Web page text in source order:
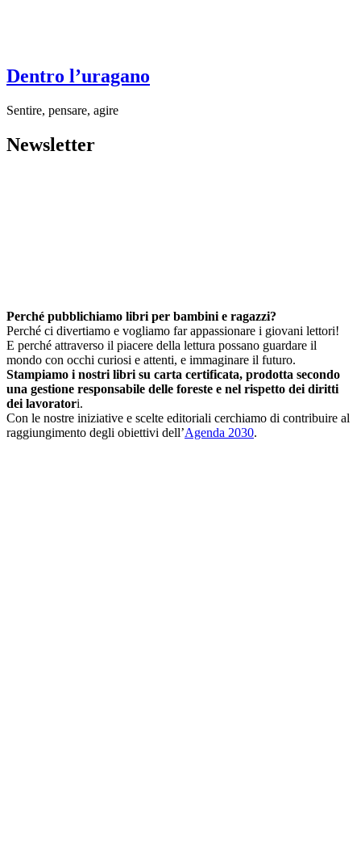
Dentro l’uragano
Sentire, pensare, agire
Newsletter
Perché pubblichiamo libri per bambini e ragazzi?
Perché ci divertiamo e vogliamo far appassionare i giovani lettori!
E perché attraverso il piacere della lettura possano guardare il
mondo con occhi curiosi e attenti, e immaginare il futuro.
Stampiamo i nostri libri su carta certificata, prodotta secondo
una gestione responsabile delle foreste e nel rispetto dei diritti
dei lavoratori.
Con le nostre iniziative e scelte editoriali cerchiamo di contribuire al
raggiungimento degli obiettivi dell’Agenda 2030.